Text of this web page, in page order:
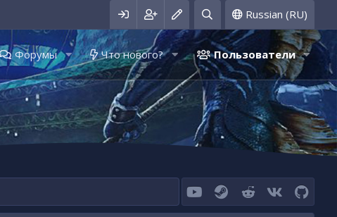
Russian (RU)
Форумы Что нового? Пользователи
youtubeSteamReddit VK